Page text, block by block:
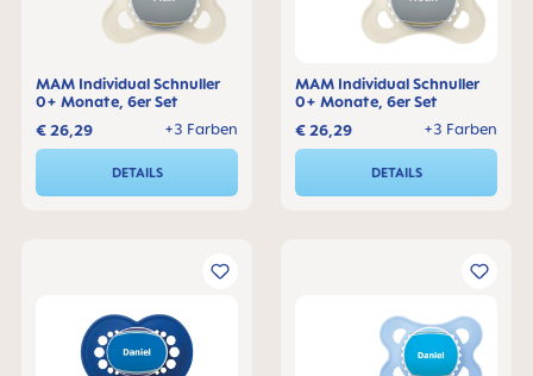
MAM Individual Schnuller
0+ Monate, 6er Set
+3 Farben
€ 26,29
DETAILS
MAM Individual Schnuller
0+ Monate, 6er Set
+3 Farben
€ 26,29
DETAILS